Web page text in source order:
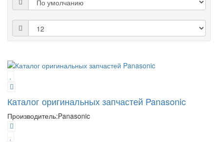
Каталог оригинальных запчастей Panasonic
Производитель:Panasonic